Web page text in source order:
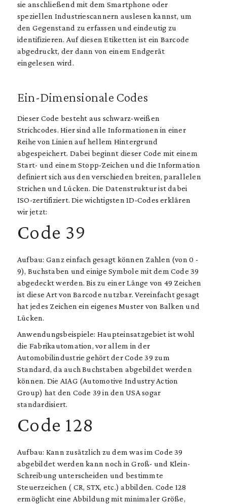
sie anschließend mit dem Smartphone oder
speziellen Industriescannern auslesen kannst, um
den Gegenstand zu erfassen und eindeutig zu
identifizieren. Auf diesen Etiketten ist ein Barcode
abgedruckt, der dann von einem Endgerät
eingelesen wird.
Ein-Dimensionale Codes
Dieser Code besteht aus schwarz-weißen
Strichcodes. Hier sind alle Informationen in einer
Reihe von Linien auf hellem Hintergrund
abgespeichert. Dabei beginnt dieser Code mit einem
Start- und einem Stopp-Zeichen und die Information
definiert sich aus den verschieden breiten, parallelen
Strichen und Lücken. Die Datenstruktur ist dabei
ISO-zertifiziert. Die wichtigsten 1D-Codes erklären
wir jetzt:
Code 39
Aufbau: Ganz einfach gesagt können Zahlen (von 0 -
9), Buchstaben und einige Symbole mit dem Code 39
abgedeckt werden. Bis zu einer Länge von 49 Zeichen
ist diese Art von Barcode nutzbar. Vereinfacht gesagt
hat jedes Zeichen ein eigenes Muster von Balken und
Lücken.
Anwendungsbeispiele: Haupteinsatzgebiet ist wohl
die Fabrikautomation, vor allem in der
Automobilindustrie gehört der Code 39 zum
Standard, da auch Buchstaben abgebildet werden
können. Die AIAG (Automotive Industry Action
Group) hat den Code 39 in den USA sogar
standardisiert.
Code 128
Aufbau: Kann zusätzlich zu dem was im Code 39
abgebildet werden kann noch in Groß- und Klein-
Schreibung unterscheiden und bestimmte
Steuerzeichen ( CR, STX, etc.) abbilden. Code 128
ermöglicht eine Abbildung mit minimaler Größe,